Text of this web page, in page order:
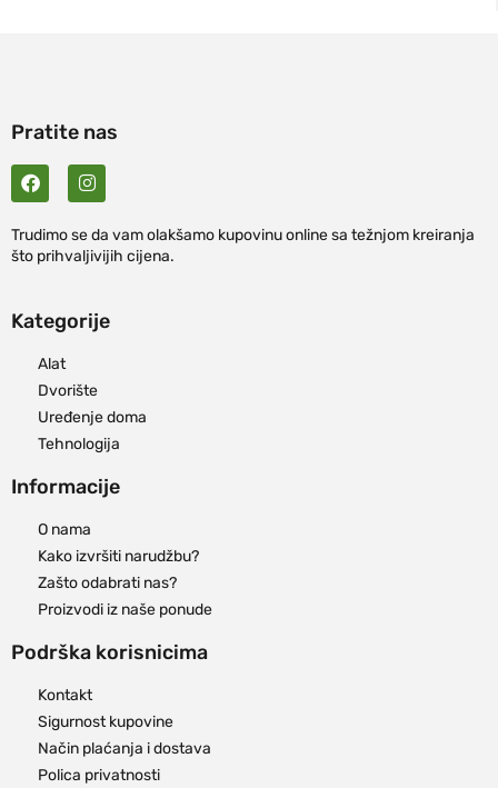
Pratite nas
Trudimo se da vam olakšamo kupovinu online sa težnjom kreiranja
što prihvaljivijih cijena.
Kategorije
Alat
Dvorište
Uređenje doma
Tehnologija
Informacije
O nama
Kako izvršiti narudžbu?
Zašto odabrati nas?
Proizvodi iz naše ponude
Podrška korisnicima
Kontakt
Sigurnost kupovine
Način plaćanja i dostava
Polica privatnosti